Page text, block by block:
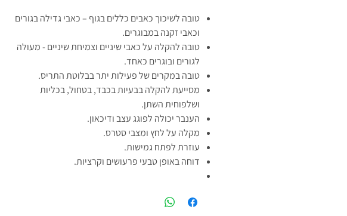
טובה לשיכוך כאבים כללים בגוף – כאבי גדילה בגורים
וכאבי זקנה במבוגרים.
טובה להקלה על כאבי שיניים וצמיחת שיניים - מעולה
לגורים ובוגרים כאחד.
טובה במקרים של פעילות יתר בבלוטת התריס.
מסייעת להקלה בבעיות בכבד, בטחול, בכליות
ושלפוחית השתן.
הענבר יכולה לפוגג עצב ודיכאון.
מקלה על לחץ ומצבי סטרס.
עוזרת לפתח גמישות.
דוחה באופן טבעי פרעושים וקרציות.